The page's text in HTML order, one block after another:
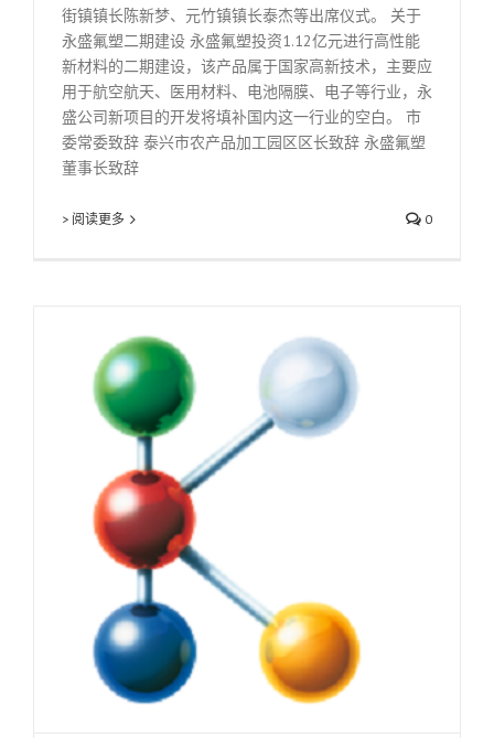
街镇镇长陈新梦、元竹镇镇长泰杰等出席仪式。 关于
永盛氟塑二期建设 永盛氟塑投资1.12亿元进行高性能
新材料的二期建设，该产品属于国家高新技术，主要应
用于航空航天、医用材料、电池隔膜、电子等行业，永
盛公司新项目的开发将填补国内这一行业的空白。 市
委常委致辞 泰兴市农产品加工园区区长致辞 永盛氟塑
董事长致辞
> 阅读更多 0